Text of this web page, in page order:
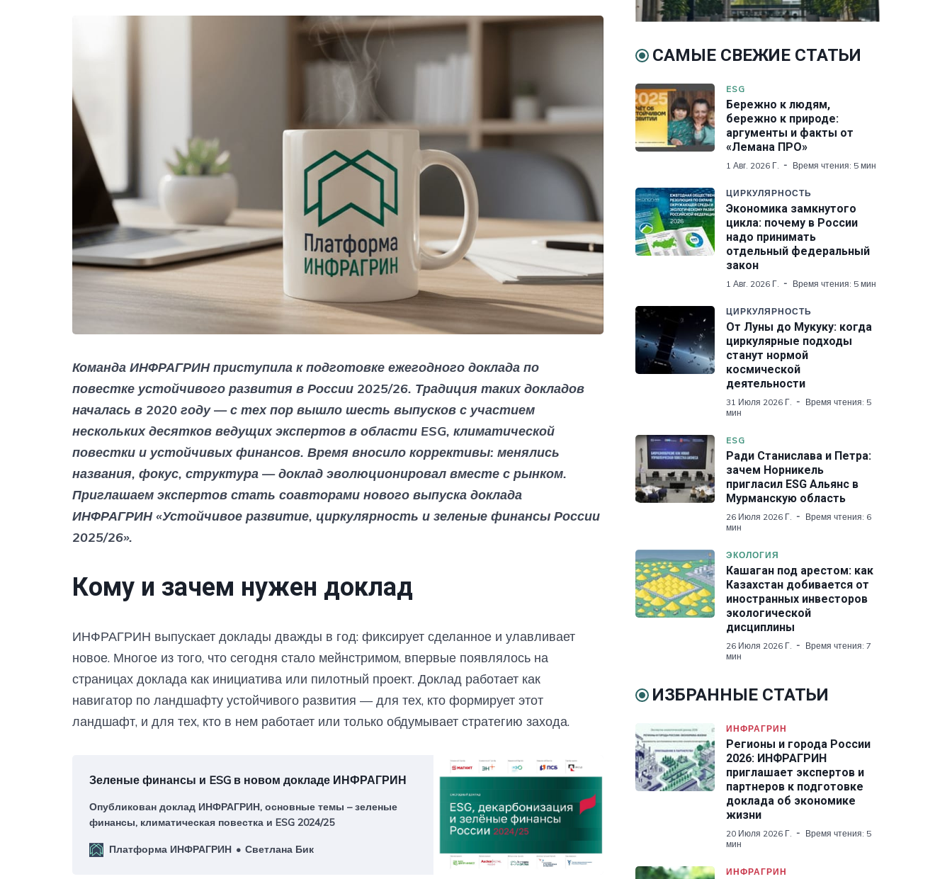
Команда ИНФРАГРИН приступила к подготовке ежегодного доклада по
повестке устойчивого развития в России 2025/26. Традиция таких докладов
началась в 2020 году — с тех пор вышло шесть выпусков с участием
нескольких десятков ведущих экспертов в области ESG, климатической
повестки и устойчивых финансов. Время вносило коррективы: менялись
названия, фокус, структура — доклад эволюционировал вместе с рынком.
Приглашаем экспертов стать соавторами нового выпуска доклада
ИНФРАГРИН «Устойчивое развитие, циркулярность и зеленые финансы России
2025/26».
Кому и зачем нужен доклад
ИНФРАГРИН выпускает доклады дважды в год: фиксирует сделанное и улавливает
новое. Многое из того, что сегодня стало мейнстримом, впервые появлялось на
страницах доклада как инициатива или пилотный проект. Доклад работает как
навигатор по ландшафту устойчивого развития — для тех, кто формирует этот
ландшафт, и для тех, кто в нем работает или только обдумывает стратегию захода.
Зеленые финансы и ESG в новом докладе ИНФРАГРИН
Опубликован доклад ИНФРАГРИН, основные темы – зеленые
финансы, климатическая повестка и ESG 2024/25
Платформа ИНФРАГРИН Светлана Бик
САМЫЕ СВЕЖИЕ СТАТЬИ
ESG
Бережно к людям,
бережно к природе:
аргументы и факты от
«Лемана ПРО»
1 Авг. 2026 Г. Время чтения: 5 мин
ЦИРКУЛЯРНОСТЬ
Экономика замкнутого
цикла: почему в России
надо принимать
отдельный федеральный
закон
1 Авг. 2026 Г. Время чтения: 5 мин
ЦИРКУЛЯРНОСТЬ
От Луны до Мукуку: когда
циркулярные подходы
станут нормой
космической
деятельности
31 Июля 2026 Г.
Время чтения: 5
мин
ESG
Ради Станислава и Петра:
зачем Норникель
пригласил ESG Альянс в
Мурманскую область
26 Июля 2026 Г.
Время чтения: 6
мин
ЭКОЛОГИЯ
Кашаган под арестом: как
Казахстан добивается от
иностранных инвесторов
экологической
дисциплины
26 Июля 2026 Г.
Время чтения: 7
мин
ИЗБРАННЫЕ СТАТЬИ
ИНФРАГРИН
Регионы и города России
2026: ИНФРАГРИН
приглашает экспертов и
партнеров к подготовке
доклада об экономике
жизни
20 Июля 2026 Г.
Время чтения: 5
мин
ИНФРАГРИН